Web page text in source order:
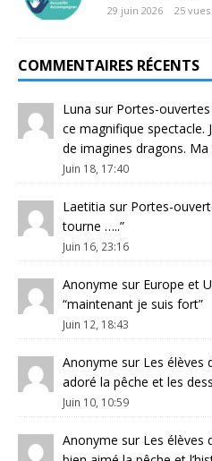
29 juin 2026 25 vues
COMMENTAIRES RÉCENTS
Luna sur Portes-
ce magnifique spectacle.
de imagines dragons.
Juin 18, 17:40
Laetitia sur Portes-
tourne …..”
Juin 16, 23:16
Anonyme sur Europe et
“maintenant je suis fort”
Juin 12, 18:43
Anonyme sur Les élèves
adoré la pêche et les
Juin 10, 10:59
Anonyme sur Les élèves